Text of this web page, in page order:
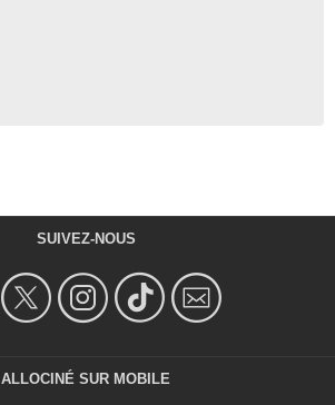
SUIVEZ-NOUS
ALLOCINÉ SUR MOBILE